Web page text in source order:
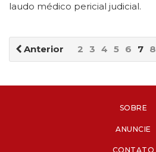
laudo médico pericial judicial.
Anterior 2 3 4 5 6 7 8
SOBRE
ANUNCIE
CONTATO